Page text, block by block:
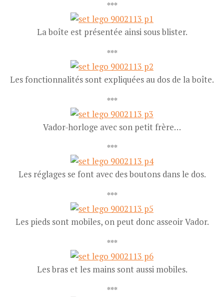
***
La boîte est présentée ainsi sous blister.
***
Les fonctionnalités sont expliquées au dos de la boîte.
***
Vador-horloge avec son petit frère…
***
Les réglages se font avec des boutons dans le dos.
***
Les pieds sont mobiles, on peut donc asseoir Vador.
***
Les bras et les mains sont aussi mobiles.
***